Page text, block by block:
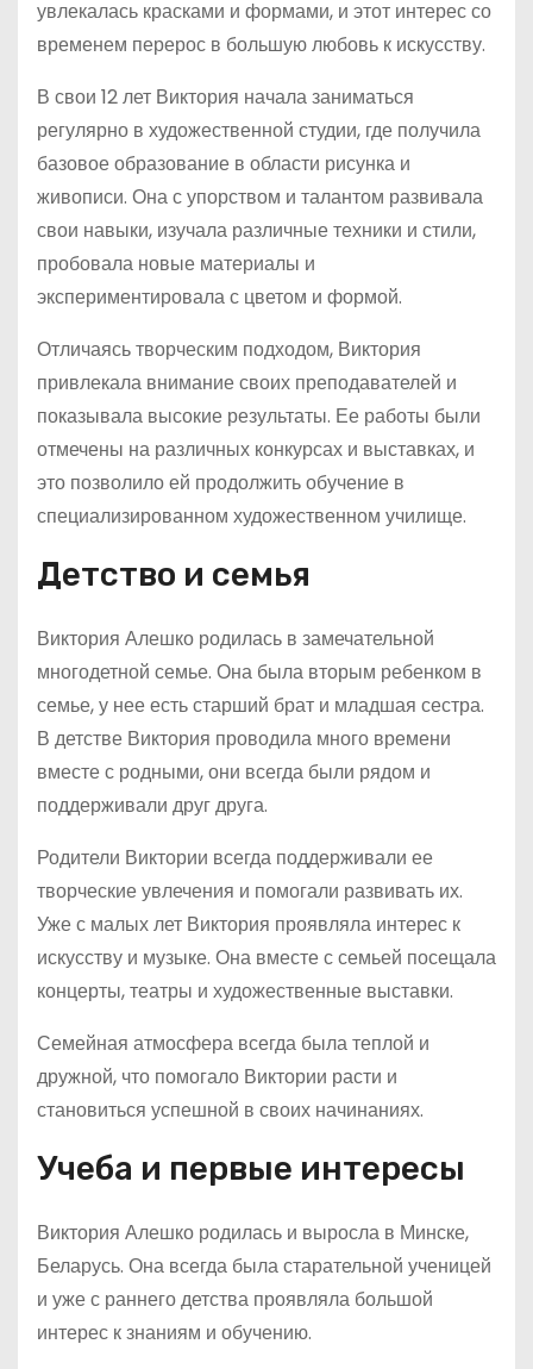
увлекалась красками и формами, и этот интерес со
временем перерос в большую любовь к искусству.
В свои 12 лет Виктория начала заниматься
регулярно в художественной студии, где получила
базовое образование в области рисунка и
живописи. Она с упорством и талантом развивала
свои навыки, изучала различные техники и стили,
пробовала новые материалы и
экспериментировала с цветом и формой.
Отличаясь творческим подходом, Виктория
привлекала внимание своих преподавателей и
показывала высокие результаты. Ее работы были
отмечены на различных конкурсах и выставках, и
это позволило ей продолжить обучение в
специализированном художественном училище.
Детство и семья
Виктория Алешко родилась в замечательной
многодетной семье. Она была вторым ребенком в
семье, у нее есть старший брат и младшая сестра.
В детстве Виктория проводила много времени
вместе с родными, они всегда были рядом и
поддерживали друг друга.
Родители Виктории всегда поддерживали ее
творческие увлечения и помогали развивать их.
Уже с малых лет Виктория проявляла интерес к
искусству и музыке. Она вместе с семьей посещала
концерты, театры и художественные выставки.
Семейная атмосфера всегда была теплой и
дружной, что помогало Виктории расти и
становиться успешной в своих начинаниях.
Учеба и первые интересы
Виктория Алешко родилась и выросла в Минске,
Беларусь. Она всегда была старательной ученицей
и уже с раннего детства проявляла большой
интерес к знаниям и обучению.